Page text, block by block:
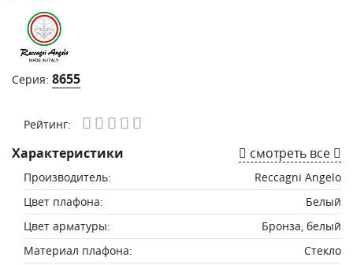
Серия: 8655
Рейтинг:
Характеристики смотреть все
Производитель:
Reccagni Angelo
Цвет плафона:
Белый
Цвет арматуры:
Бронза, белый
Материал плафона:
Стекло